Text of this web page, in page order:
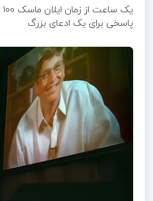
پاسخی برای یک ادعای بزرگ